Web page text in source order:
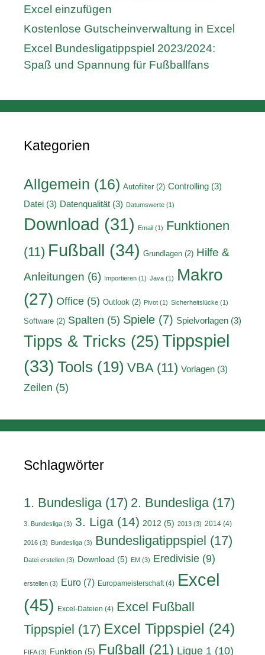
Excel einzufügen
Kostenlose Gutscheinverwaltung in Excel
Excel Bundesligatippspiel 2023/2024:
Spaß und Spannung für Fußballfans
Kategorien
Allgemein (16) Autofilter (2) Controlling (3)
Datei (3) Datenqualität (3) Datumswerte (1)
Download (31) Email (1) Funktionen
(11) Fußball (34) Grundlagen (2) Hilfe &
Anleitungen (6) Importieren (1) Java (1)
Makro
(27) Office (5) Outlook (2) Pivot (1) Sicherheitslücke (1)
Software (2) Spalten (5) Spiele (7) Spielvorlagen (3)
Tipps & Tricks (25)Tippspiel
(33) Tools (19) VBA(11) Vorlagen (3)
Zeilen (5)
Schlagwörter
1. Bundesliga(17) 2. Bundesliga(17)
3. Bundesliga (3) 3. Liga (14) 2012 (5) 2013 (3) 2014 (4)
2016 (3) Bundesliga (3) Bundesligatippspiel (17)
Datei erstellen (3) Download (5) EM (3) Eredivisie (9)
erstellen (3) Euro (7) Europameisterschaft(4) Excel
(45)
Excel-Dateien (4) Excel Fußball
Tippspiel (17) Excel Tippspiel (24)
FIFA(3) Funktion (5) Fußball (21) Ligue 1 (10)